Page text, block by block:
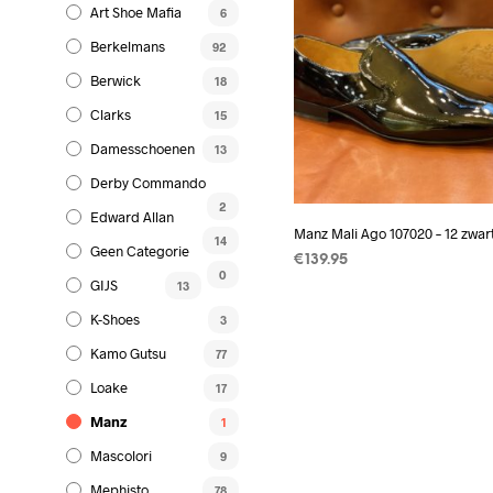
Art Shoe Mafia 6
Berkelmans 92
Berwick 18
Clarks 15
Damesschoenen 13
Derby Commando
2
Edward Allan
14
Geen Categorie
0
GIJS 13
K-Shoes 3
Kamo Gutsu 77
Loake 17
Manz 1
Mascolori 9
Manz Mali Ago 107020 – 12
€139.95